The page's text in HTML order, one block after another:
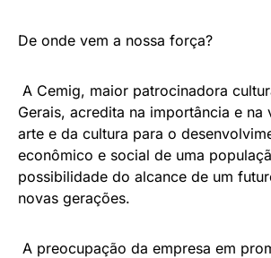
De onde vem a nossa força?
A Cemig, maior patrocinadora
Gerais, acredita na importância e na
arte e da cultura para o
econômico e social de uma
possibilidade do alcance de um
novas gerações.
A preocupação da empresa em